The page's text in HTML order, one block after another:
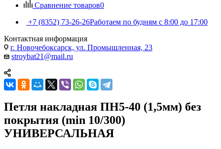
Сравнение товаров0
+7 (8352) 73-26-26Работаем по будням с 8:00 до 17:00
Контактная информация
г. Новочебоксарск, ул. Промышленная, 23
stroybat21@mail.ru
Петля накладная ПН5-40 (1,5мм) без
покрытия (min 10/300)
УНИВЕРСАЛЬНАЯ